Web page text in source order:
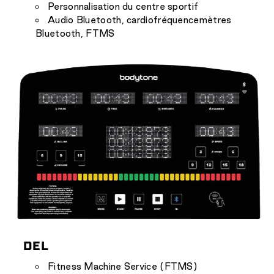
Personnalisation du centre sportif
Audio Bluetooth, cardiofréquencemètres
Bluetooth, FTMS
DEL
Fitness Machine Service (FTMS)